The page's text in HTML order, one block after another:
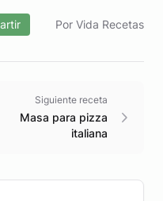
Por Vida Recetas
Siguiente receta
Masa para pizza
italiana